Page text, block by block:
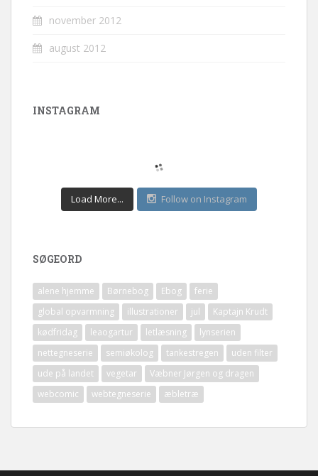
november 2012
august 2012
INSTAGRAM
Load More... Follow on Instagram
SØGEORD
alene hjemme Børnebog Ebog
ferie
global opvarmning
illustrationer jul
Kaptajn Krudt
kødfridag
leaogartur letlæsning
lynserien
nettegneserie
semiøkolog tankestregen
uden filter
ude på landet
vegetar
Væbner Jørgen og dragen
webcomic
webtegneserie æbletræ